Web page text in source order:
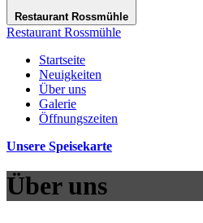
Restaurant Rossmühle
Restaurant Rossmühle
Startseite
Neuigkeiten
Über uns
Galerie
Öffnungszeiten
Unsere Speisekarte
Über uns